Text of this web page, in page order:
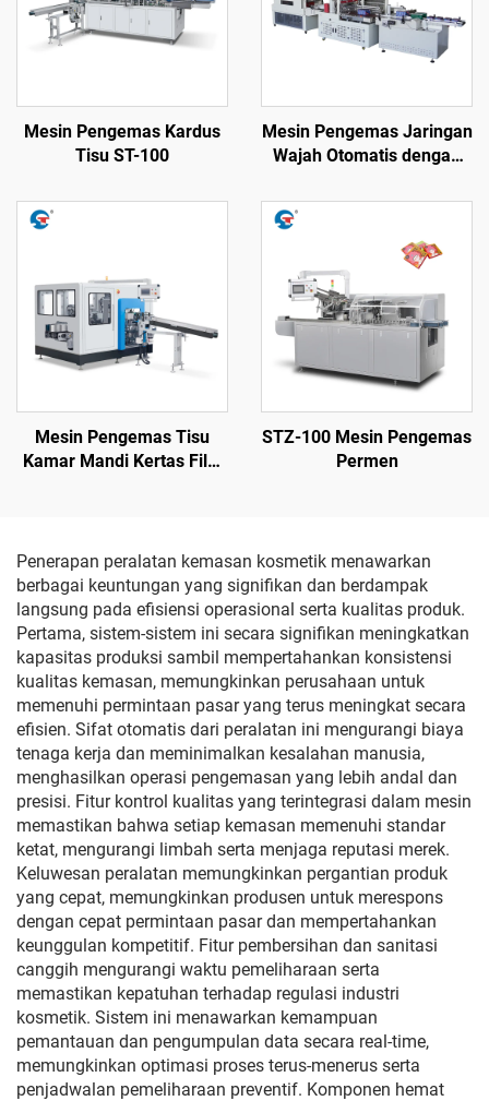
Mesin Pengemas Kardus
Tisu ST-100
Mesin Pengemas Jaringan
Wajah Otomatis dengan
550
Mesin Pengemas Tisu
Kamar Mandi Kertas Film
STZ-100 Mesin Pengemas
Permen
Penerapan peralatan kemasan kosmetik menawarkan
berbagai keuntungan yang signifikan dan berdampak
langsung pada efisiensi operasional serta kualitas produk.
Pertama, sistem-sistem ini secara signifikan meningkatkan
kapasitas produksi sambil mempertahankan konsistensi
kualitas kemasan, memungkinkan perusahaan untuk
memenuhi permintaan pasar yang terus meningkat secara
efisien. Sifat otomatis dari peralatan ini mengurangi biaya
tenaga kerja dan meminimalkan kesalahan manusia,
menghasilkan operasi pengemasan yang lebih andal dan
presisi. Fitur kontrol kualitas yang terintegrasi dalam mesin
memastikan bahwa setiap kemasan memenuhi standar
ketat, mengurangi limbah serta menjaga reputasi merek.
Keluwesan peralatan memungkinkan pergantian produk
yang cepat, memungkinkan produsen untuk merespons
dengan cepat permintaan pasar dan mempertahankan
keunggulan kompetitif. Fitur pembersihan dan sanitasi
canggih mengurangi waktu pemeliharaan serta
memastikan kepatuhan terhadap regulasi industri
kosmetik. Sistem ini menawarkan kemampuan
pemantauan dan pengumpulan data secara real-time,
memungkinkan optimasi proses terus-menerus serta
penjadwalan pemeliharaan preventif. Komponen hemat